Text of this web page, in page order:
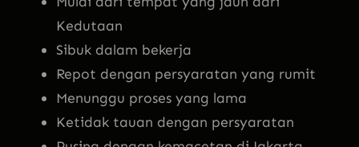
Kedutaan
Sibuk dalam bekerja
Repot dengan persyaratan yang rumit
Menunggu proses yang lama
Ketidak tauan dengan persyaratan